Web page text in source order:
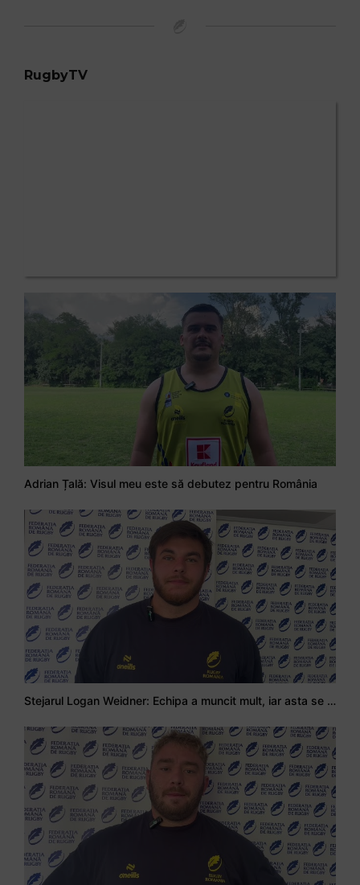
RugbyTV
Adrian Țală: Visul meu este să debutez pentru România
Stejarul Logan Weidner: Echipa a muncit mult, iar asta se va vedea în meciurile de la Nations Cup